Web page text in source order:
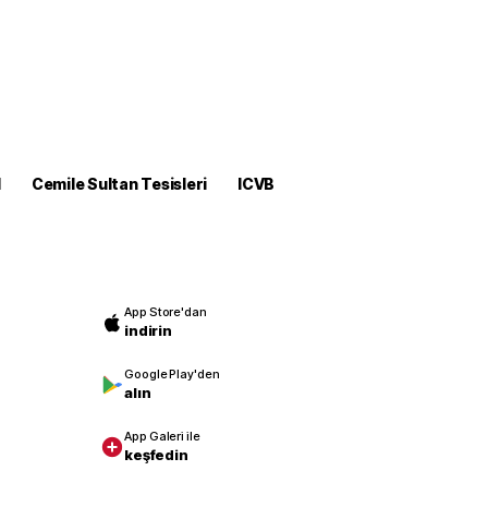
Cemile Sultan Tesisleri
ICVB
App Store'dan
indirin
Google Play'den
alın
App Galeri ile
keşfedin